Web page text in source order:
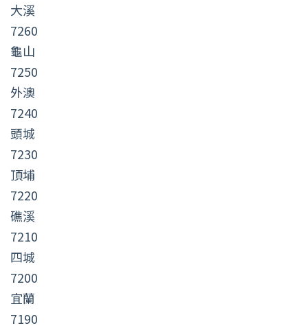
大溪
7260
龜山
7250
外澳
7240
頭城
7230
頂埔
7220
礁溪
7210
四城
7200
宜蘭
7190